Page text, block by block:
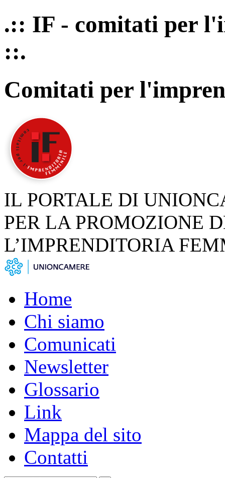
.:: IF - comitati per
::.
Comitati per
IL PORTALE DI
PER LA PROMOZIONE
L’IMPRENDITORIA
Home
Chi siamo
Comunicati
Newsletter
Glossario
Link
Mappa del sito
Contatti